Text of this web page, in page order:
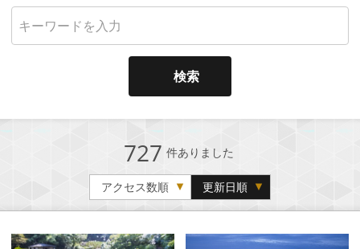
検索
727 件ありました
アクセス数順 更新日順